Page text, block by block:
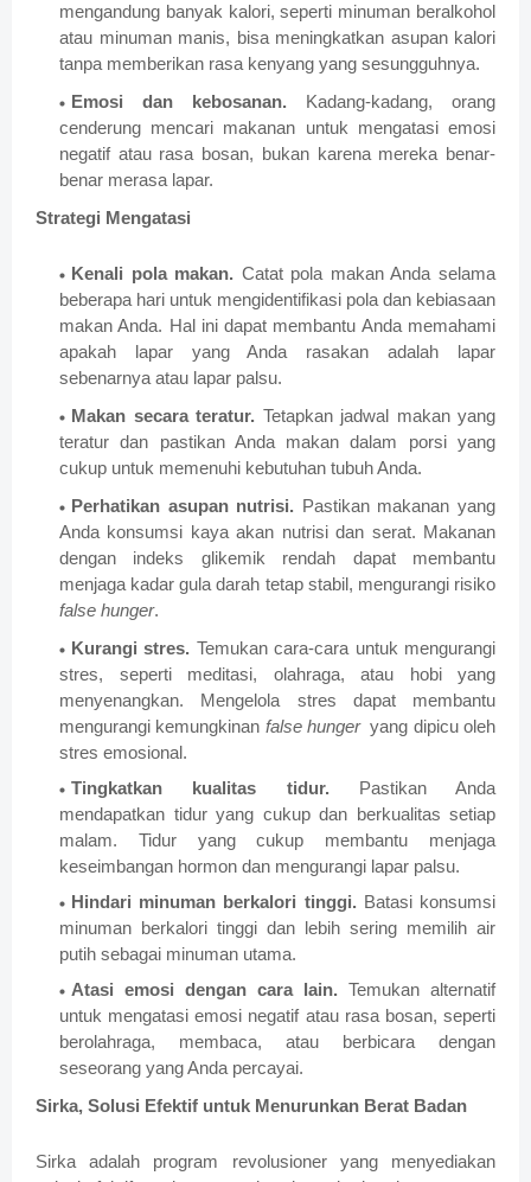
mengandung banyak kalori, seperti minuman beralkohol
atau minuman manis, bisa meningkatkan asupan kalori
tanpa memberikan rasa kenyang yang sesungguhnya.
Emosi dan kebosanan. Kadang-kadang, orang
cenderung mencari makanan untuk mengatasi emosi
negatif atau rasa bosan, bukan karena mereka benar-
benar merasa lapar.
Strategi Mengatasi
Kenali pola makan. Catat pola makan Anda selama
beberapa hari untuk mengidentifikasi pola dan kebiasaan
makan Anda. Hal ini dapat membantu Anda memahami
apakah lapar yang Anda rasakan adalah lapar
sebenarnya atau lapar palsu.
Makan secara teratur. Tetapkan jadwal makan yang
teratur dan pastikan Anda makan dalam porsi yang
cukup untuk memenuhi kebutuhan tubuh Anda.
Perhatikan asupan nutrisi. Pastikan makanan yang
Anda konsumsi kaya akan nutrisi dan serat. Makanan
dengan indeks glikemik rendah dapat membantu
menjaga kadar gula darah tetap stabil, mengurangi risiko
false hunger.
Kurangi stres. Temukan cara-cara untuk mengurangi
stres, seperti meditasi, olahraga, atau hobi yang
menyenangkan. Mengelola stres dapat membantu
mengurangi kemungkinan false hungeryang dipicu oleh
stres emosional.
Tingkatkan kualitas tidur. Pastikan Anda
mendapatkan tidur yang cukup dan berkualitas setiap
malam. Tidur yang cukup membantu menjaga
keseimbangan hormon dan mengurangi lapar palsu.
Hindari minuman berkalori tinggi. Batasi konsumsi
minuman berkalori tinggi dan lebih sering memilih air
putih sebagai minuman utama.
Atasi emosi dengan cara lain. Temukan alternatif
untuk mengatasi emosi negatif atau rasa bosan, seperti
berolahraga, membaca, atau berbicara dengan
seseorang yang Anda percayai.
Sirka, Solusi Efektif untuk Menurunkan Berat Badan
Sirka adalah program revolusioner yang menyediakan